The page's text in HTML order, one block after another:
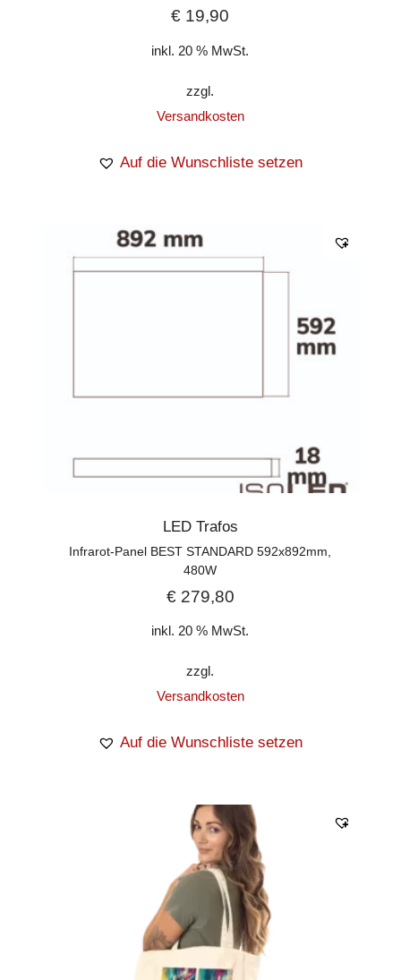
€ 19,90
inkl. 20 % MwSt.
zzgl.
Versandkosten
Auf die Wunschliste setzen
LED Trafos
Infrarot-Panel BEST STANDARD 592x892mm,
480W
€279,80
inkl. 20 % MwSt.
zzgl.
Versandkosten
Auf die Wunschliste setzen